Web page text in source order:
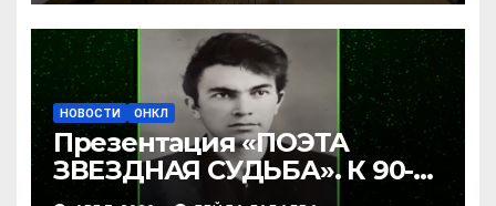
НОВОСТИ ОНКЛ
Презентация «ПОЭТА
ЗВЕЗДНАЯ СУДЬБА». К 90-
летию Ибрагима Бабаева.